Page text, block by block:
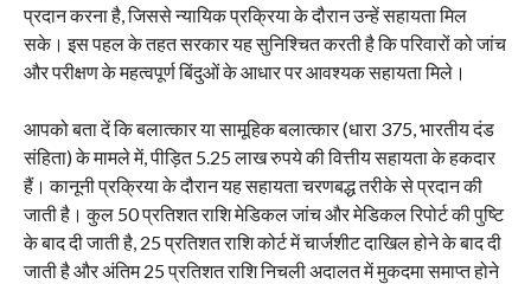
प्रदान करना है, जिससे न्यायिक प्रक्रिया के दौरान उन्हें सहायता मिल
सके। इस पहल के तहत सरकार यह सुनिश्चित करती है कि परिवारों को जांच
और परीक्षण के महत्वपूर्ण बिंदुओं के आधार पर आवश्यक सहायता मिले।
आपको बता दें कि बलात्कार या सामूहिक बलात्कार (धारा 375, भारतीय दंड
संहिता) के मामले में, पीड़ित 5.25 लाख रुपये की वित्तीय सहायता के हकदार
हैं। कानूनी प्रक्रिया के दौरान यह सहायता चरणबद्ध तरीके से प्रदान की
जाती है। कुल 50 प्रतिशत राशि मेडिकल जांच और मेडिकल रिपोर्ट की पुष्टि
के बाद दी जाती है, 25 प्रतिशत राशि कोर्ट में चार्जशीट दाखिल होने के बाद दी
जाती है और अंतिम 25 प्रतिशत राशि निचली अदालत में मुकदमा समाप्त होने